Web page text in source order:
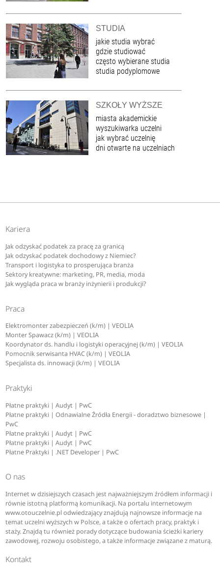
STUDIA
jakie studia wybrać
gdzie studiować
często wybierane studia
studia podyplomowe
SZKOŁY WYŻSZE
miasta akademickie
wyszukiwarka uczelni
jak wybrać uczelnię
dni otwarte na uczelniach
Kariera
Jak odzyskać podatek za pracę za granicą
Jak odzyskać podatek dochodowy z Niemiec?
Transport i logistyka to prosperująca branża
Sektory kreatywne: marketing, PR, media, moda
Jak wygląda praca w branży inżynierii i produkcji?
Praca
Elektromonter zabezpieczeń (k/m) | VEOLIA
Monter Spawacz (k/m) | VEOLIA
Koordynator ds. handlu i logistyki operacyjnej (k/m) | VEOLIA
Pomocnik serwisanta HVAC (k/m) | VEOLIA
Specjalista ds. innowacji (k/m) | VEOLIA
Praktyki
Płatne praktyki | Audyt | PwC
Płatne praktyki | Odnawialne Źródła Energii - doradztwo biznesowe |
PwC
Płatne praktyki | Audyt | PwC
Płatne praktyki | Audyt | PwC
Płatne Praktyki | .NET Developer | PwC
O nas
Internet w dzisiejszych czasach jest najważniejszym źródłem informacji i
równie istotną platformą komunikacji. Na portalu internetowym
www.otouczelnie.pl odwiedzający znajdują najnowsze informacje na
temat uczelni wyższych w Polsce, a także o ofertach pracy, praktyk i
staży. Znajdą tu również porady dotyczące budowania ścieżki kariery
zawodowej, rozwoju osobistego, a także informacje związane z maturą.
Kontakt